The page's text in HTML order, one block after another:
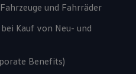
und Fahrräder
Kauf von Neu- und
Benefits)